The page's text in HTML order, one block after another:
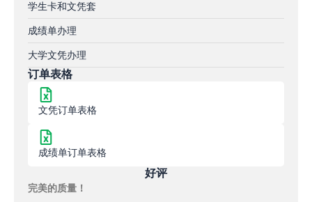
学生卡和文凭套
成绩单办理
大学文凭办理
订单表格
文凭订单表格
成绩单订单表格
好评
完美的质量！